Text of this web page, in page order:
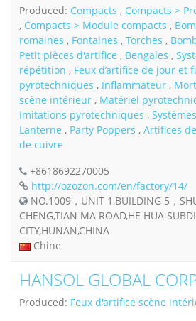
Produced: Compacts , Compacts >
, Compacts > Module compacts ,
romaines , Fontaines , Torches ,
Petit pièces d'artifice , Bengales ,
répétition , Feux d’artifice de jour et
pyrotechniques , Inflammateur ,
scène intérieur , Matériel
Imitations pyrotechniques ,
Lanterne , Party Poppers , Artifices
de cuivre
+8618692270005
http://ozozon.com/en/factory/14/
NO.1009，UNIT 1,BUILDING 5，
CHENG,TIAN MA ROAD,HE HUA
CITY,HUNAN,CHINA
Chine
HANSOL GLOBAL
Produced: Feux d'artifice scène